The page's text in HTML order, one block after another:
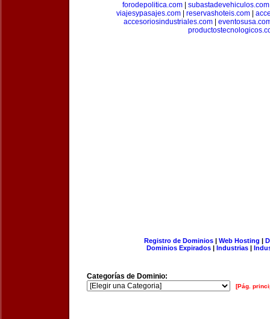
forodepolitica.com| subastadevehiculos.com
viajesypasajes.com
reservashoteis.com
accesoriosindustriales.com
Registro de Dominios| Web Hosting |
Dominios Expirados | Industrias |
Categorías de Dominio:
[Pág.